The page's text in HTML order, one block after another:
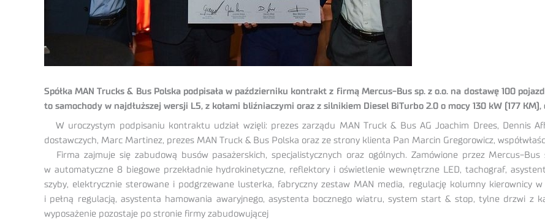
Spółka MAN Trucks & Bus Polska podpisała w październiku kontrakt z firmą Mercus-Bus sp. z o.o. na dostawę 100
to samochody w najdłuższej wersji L5, z kołami bliźniaczymi oraz z silnikiem Diesel BiTurbo 2.0 o mocy 130 kW (177
W uroczystym podpisaniu kontraktu udział wzięli: prezes zarządu MAN Truck & Bus AG Joachim Drees, Dennis
dostawczych, Marc Martinez, prezes MAN Truck & Bus Polska oraz ze strony klienta Pan Marcin Gregorowicz,
Firma zajmuje się zabudową busów pasażerskich, specjalistycznych oraz ogólnych. Zamówione przez Mercus-Bus
w automatyczne 8 biegowe przekładnie hydrokinetyczne, reflektory i oświetlenie wewnętrzne LED, tachograf,
szyby, elektrycznie sterowane i podgrzewane lusterka, fabryczny zestaw MAN media, regulację kolumny kierownicy
i pełną regulacją, asystenta hamowania awaryjnego, asystenta bocznego wiatru, system start & stop, tylne drzwi z
wyposażenie pozostaje po stronie firmy zabudowującej